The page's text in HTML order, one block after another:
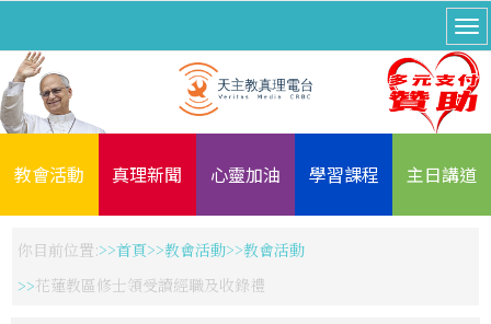
教會活動 真理新聞 心靈加油 學習課程 主日講道
你目前位置: 首頁 教會活動
教會活動
花蓮教區修士領受讀經職及收錄禮